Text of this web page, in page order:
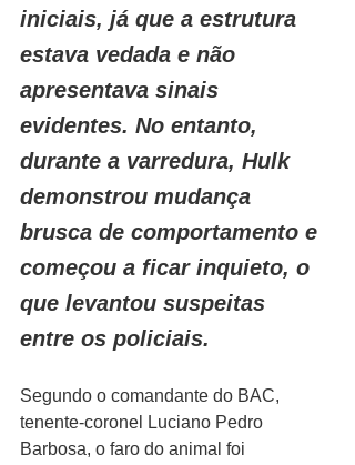
iniciais, já que a estrutura
estava vedada e não
apresentava sinais
evidentes. No entanto,
durante a varredura, Hulk
demonstrou mudança
brusca de comportamento e
começou a ficar inquieto, o
que levantou suspeitas
entre os policiais.
Segundo o comandante do BAC,
tenente-coronel Luciano Pedro
Barbosa, o faro do animal foi